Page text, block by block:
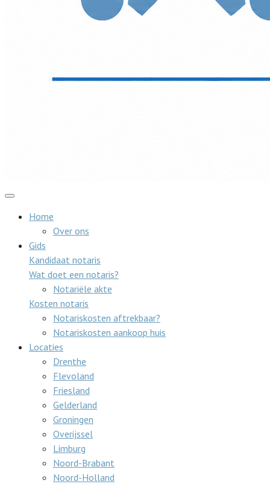
Home
Over ons
Gids
Kandidaat notaris
Wat doet een notaris?
Notariële akte
Kosten notaris
Notariskosten aftrekbaar?
Notariskosten aankoop huis
Locaties
Drenthe
Flevoland
Friesland
Gelderland
Groningen
Overijssel
Limburg
Noord-Brabant
Noord-Holland